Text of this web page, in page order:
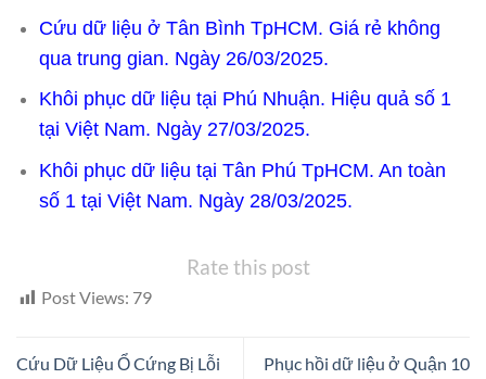
Cứu dữ liệu ở Tân Bình TpHCM. Giá rẻ không
qua trung gian. Ngày 26/03/2025.
Khôi phục dữ liệu tại Phú Nhuận. Hiệu quả số 1
tại Việt Nam. Ngày 27/03/2025.
Khôi phục dữ liệu tại Tân Phú TpHCM. An toàn
số 1 tại Việt Nam. Ngày 28/03/2025.
Rate this post
Post Views: 79
Cứu Dữ Liệu Ổ Cứng Bị Lỗi
Phục hồi dữ liệu ở Quận 10